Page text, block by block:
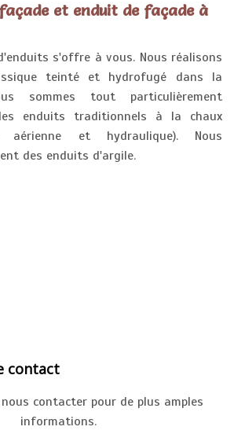
et enduit de façade à
s'offre à vous. Nous réalisons
teinté et hydrofugé dans la
sommes tout particulièrement
enduits traditionnels à la chaux
aérienne et hydraulique). Nous
des enduits d'argile.
contact
contacter pour de plus amples
informations.